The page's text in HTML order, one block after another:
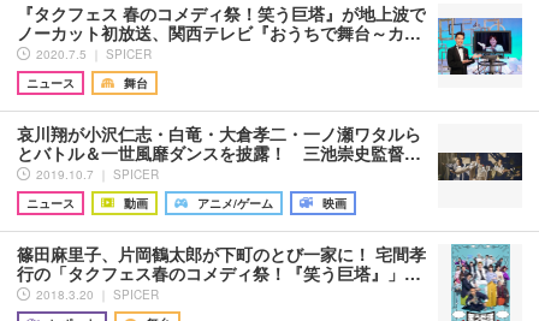
『タクフェス 春のコメディ祭！笑う巨塔』が地上波で
ノーカット初放送、関西テレビ『おうちで舞台～カ…
2020.7.5 ｜ SPICER
ニュース
舞台
哀川翔が小沢仁志・白竜・大倉孝二・一ノ瀬ワタルら
とバトル＆一世風靡ダンスを披露！ 三池崇史監督…
2019.10.7 ｜ SPICER
ニュース
動画 アニメ/ゲーム 映画
篠田麻里子、片岡鶴太郎が下町のとび一家に！ 宅間孝
行の「タクフェス春のコメディ祭！『笑う巨塔』」…
2018.3.20 ｜ SPICER